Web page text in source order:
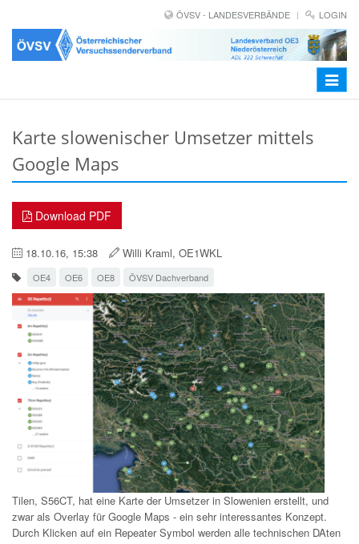
ÖVSV - LANDESVERBÄNDE LOGIN
Toggle
Karte slowenischer Umsetzer mittels
Google Maps
Download PDF
18.10.16, 15:38 Willi Kraml, OE1WKL
OE4 OE6 OE8 ÖVSV Dachverband
Tilen, S56CT, hat eine Karte der Umsetzer in Slowenien erstellt, und
zwar als Overlay für Google Maps - ein sehr interessantes Konzept.
Durch Klicken auf ein Repeater Symbol werden alle technischen DAten